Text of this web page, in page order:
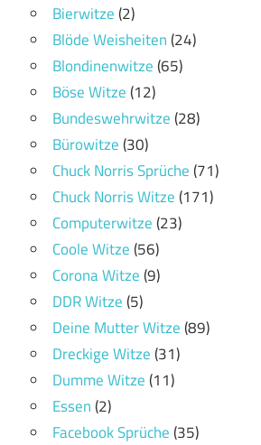
Bierwitze(2)
Blöde Weisheiten(24)
Blondinenwitze(65)
Böse Witze(12)
Bundeswehrwitze(28)
Bürowitze(30)
Chuck Norris Sprüche(71)
Chuck Norris Witze(171)
Computerwitze(23)
Coole Witze(56)
Corona Witze(9)
DDR Witze(5)
Deine Mutter Witze(89)
Dreckige Witze(31)
Dumme Witze(11)
Essen(2)
Facebook Sprüche(35)